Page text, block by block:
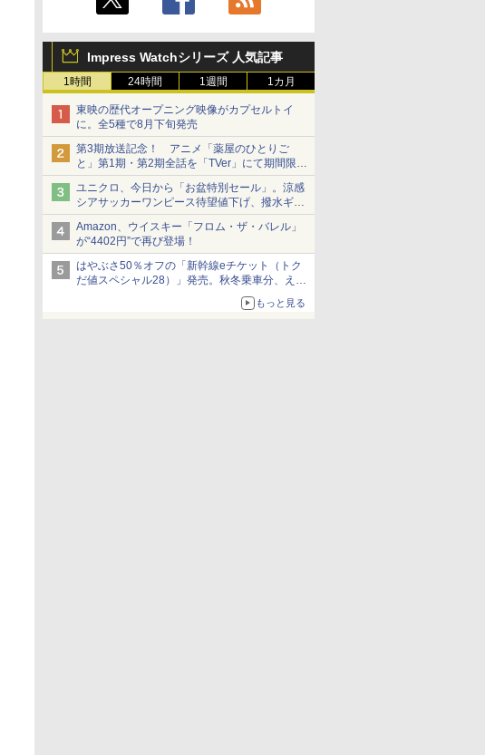
Impress Watchシリーズ 人気記事
1時間 24時間 1週間 1カ月
東映の歴代オープニング映像がカプセルトイ
に。全5種で8月下旬発売
第3期放送記念！ アニメ「薬屋のひとりご
と」第1期・第2期全話を「TVer」にて期間限定
で順次無料配信開始
ユニクロ、今日から「お盆特別セール」。涼感
シアサッカーワンピース待望値下げ、撥水ギア
ショーツは1990円に
Amazon、ウイスキー「フロム・ザ・バレル」
が“4402円”で再び登場！
はやぶさ50％オフの「新幹線eチケット（トク
だ値スペシャル28）」発売。秋冬乗車分、えき
もっと見る